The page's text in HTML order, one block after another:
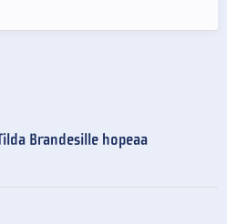
Brandesille hopeaa